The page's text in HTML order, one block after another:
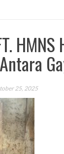
25, 2025